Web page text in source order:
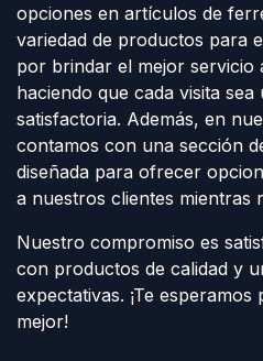
opciones en artículos de
variedad de productos para
por brindar el mejor servicio
haciendo que cada visita
satisfactoria. Además, en
contamos con una sección
diseñada para ofrecer
a nuestros clientes mientras
Nuestro compromiso es
con productos de calidad y
expectativas. ¡Te
mejor!